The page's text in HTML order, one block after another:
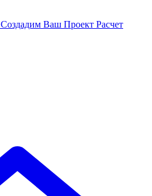
Создадим Ваш Проект Расчет